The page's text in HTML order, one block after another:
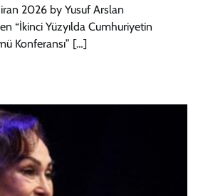
2026 by Yusuf Arslan
“İkinci Yüzyılda Cumhuriyetin
Konferansı” […]